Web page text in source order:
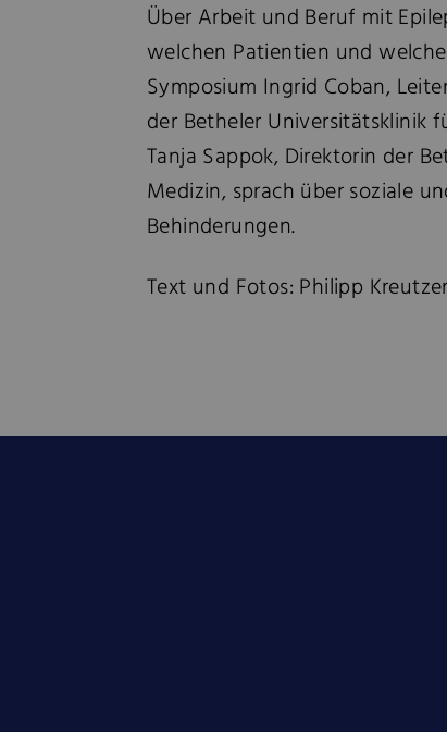
Über Arbeit und Beruf mit
welchen Patientien und
Symposium Ingrid Coban,
der Betheler Universitätsklinik
Tanja Sappok, Direktorin der
Medizin, sprach über soziale
Behinderungen.
Text und Fotos: Philipp Kreutzer